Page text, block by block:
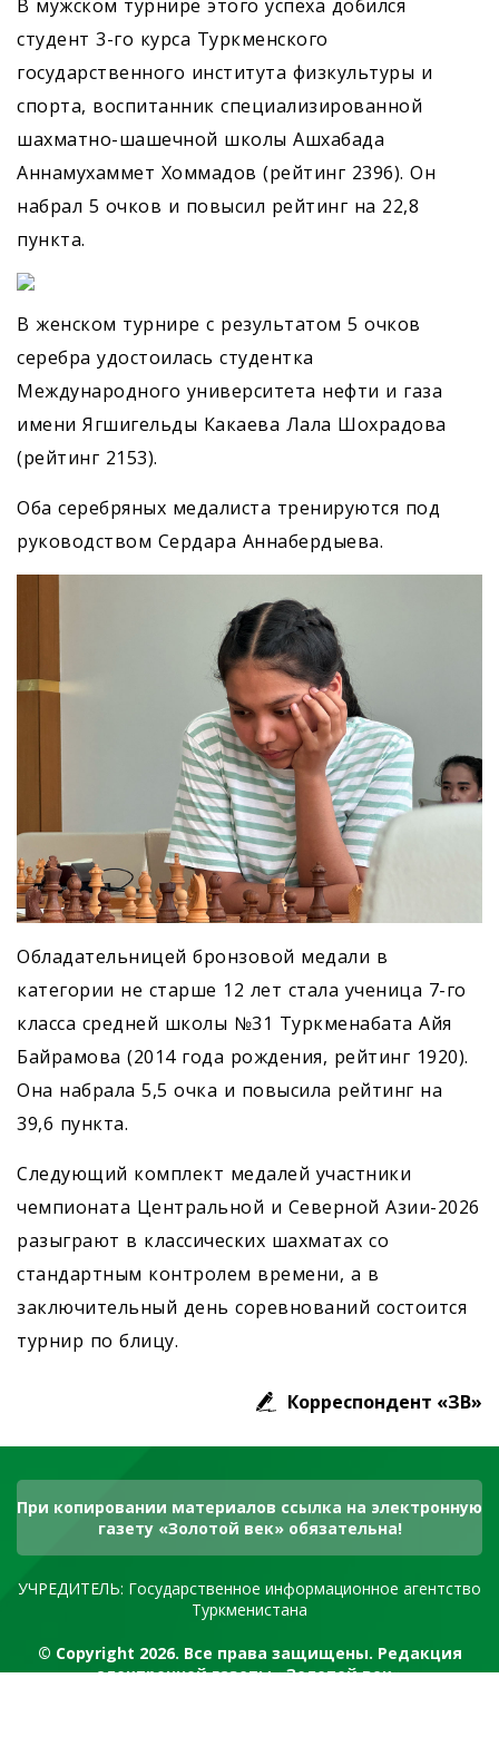
В мужском турнире этого успеха добился
студент 3-го курса Туркменского
государственного института физкультуры и
спорта, воспитанник специализированной
шахматно-шашечной школы Ашхабада
Аннамухаммет Хоммадов (рейтинг 2396). Он
набрал 5 очков и повысил рейтинг на 22,8
пункта.
В женском турнире с результатом 5 очков
серебра удостоилась студентка
Международного университета нефти и газа
имени Ягшигельды Какаева Лала Шохрадова
(рейтинг 2153).
Оба серебряных медалиста тренируются под
руководством Сердара Аннабердыева.
Обладательницей бронзовой медали в
категории не старше 12 лет стала ученица 7-го
класса средней школы №31 Туркменабата Айя
Байрамова (2014 года рождения, рейтинг 1920).
Она набрала 5,5 очка и повысила рейтинг на
39,6 пункта.
Следующий комплект медалей участники
чемпионата Центральной и Северной Азии-2026
разыграют в классических шахматах со
стандартным контролем времени, а в
заключительный день соревнований состоится
турнир по блицу.
Корреспондент «ЗВ»
При копировании материалов ссылка на электронную
газету «Золотой век» обязательна!
УЧРЕДИТЕЛЬ: Государственное информационное агентство
Туркменистана
© Copyright 2026. Все права защищены. Редакция
электронной газеты «Золотой век»